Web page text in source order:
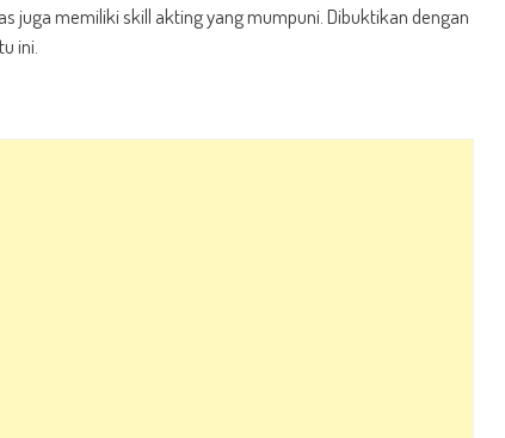
juga memiliki skill akting yang mumpuni. Dibuktikan dengan
ini.